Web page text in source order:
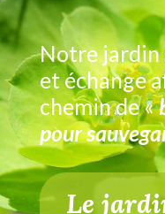
Notre jardin
et échange
chemin de «
pour
Le